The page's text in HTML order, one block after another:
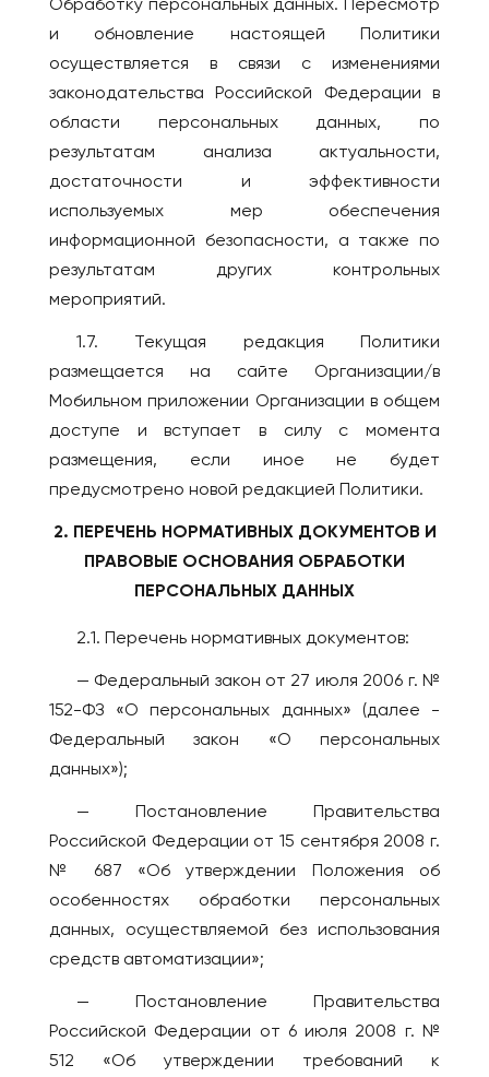
Котлас
Краснодар
Красноярск
Лесосибирск
Луховицы
Магадан
Нижнекамск
Нижний Новгород
Новомосковск
Новороссийск
Новый Уренгой
Обнинск
Озёрск
Октябрьский
Оренбург
Пенза
Валенсия
Мадрид
ИТАЛИЯ
Милан
КАЗАХСТАН
Алматы
Астана
Караганда
Павлодар
Семей
Тараз
Уральск
Усть-Каменогорск
Шымкент
Калгари
Монреаль
Оттава
Торонто
КИПР
Лимассол
Никосия
Пафос
Пекин
Обработку персональных данных. Пересмотр
и обновление настоящей Политики
осуществляется в связи с изменениями
законодательства Российской Федерации в
области персональных данных, по
результатам анализа актуальности,
достаточности и эффективности
используемых мер обеспечения
информационной безопасности, а также по
результатам других контрольных
мероприятий.
1.7. Текущая редакция Политики
размещается на сайте Организации/в
Мобильном приложении Организации в общем
доступе и вступает в силу с момента
размещения, если иное не будет
предусмотрено новой редакцией Политики.
2. ПЕРЕЧЕНЬ НОРМАТИВНЫХ ДОКУМЕНТОВ И
ПРАВОВЫЕ ОСНОВАНИЯ ОБРАБОТКИ
ПЕРСОНАЛЬНЫХ ДАННЫХ
2.1. Перечень нормативных документов:
— Федеральный закон от 27 июля 2006 г. №
152-ФЗ «О персональных данных» (далее -
Федеральный закон «О персональных
данных»);
— Постановление Правительства
Российской Федерации от 15 сентября 2008 г.
№ 687 «Об утверждении Положения об
особенностях обработки персональных
данных, осуществляемой без использования
средств автоматизации»;
— Постановление Правительства
Российской Федерации от 6 июля 2008 г. №
512 «Об утверждении требований к